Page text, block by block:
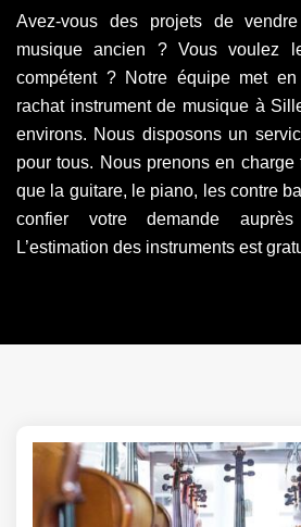
Avez-vous des projets de
musique ancien ? Vous voulez
compétent ? Notre équipe met
rachat instrument de musique à
environs. Nous disposons un
pour tous. Nous prenons en
que la guitare, le piano, les contre
confier votre demande
L’estimation des instruments est